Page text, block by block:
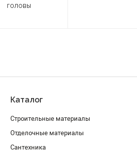
головы
Каталог
Строительные материалы
Отделочные материалы
Сантехника